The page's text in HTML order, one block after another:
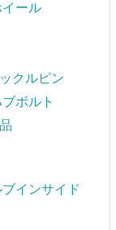
ール
クルピン
ボルト
インサイド